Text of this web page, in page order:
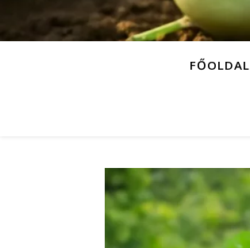
FŐOLDAL